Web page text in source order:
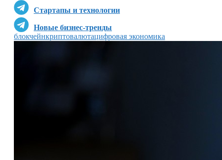
Стартапы и технологии
Новые бизнес-тренды
блокчейнкриптовалютацифровая экономика